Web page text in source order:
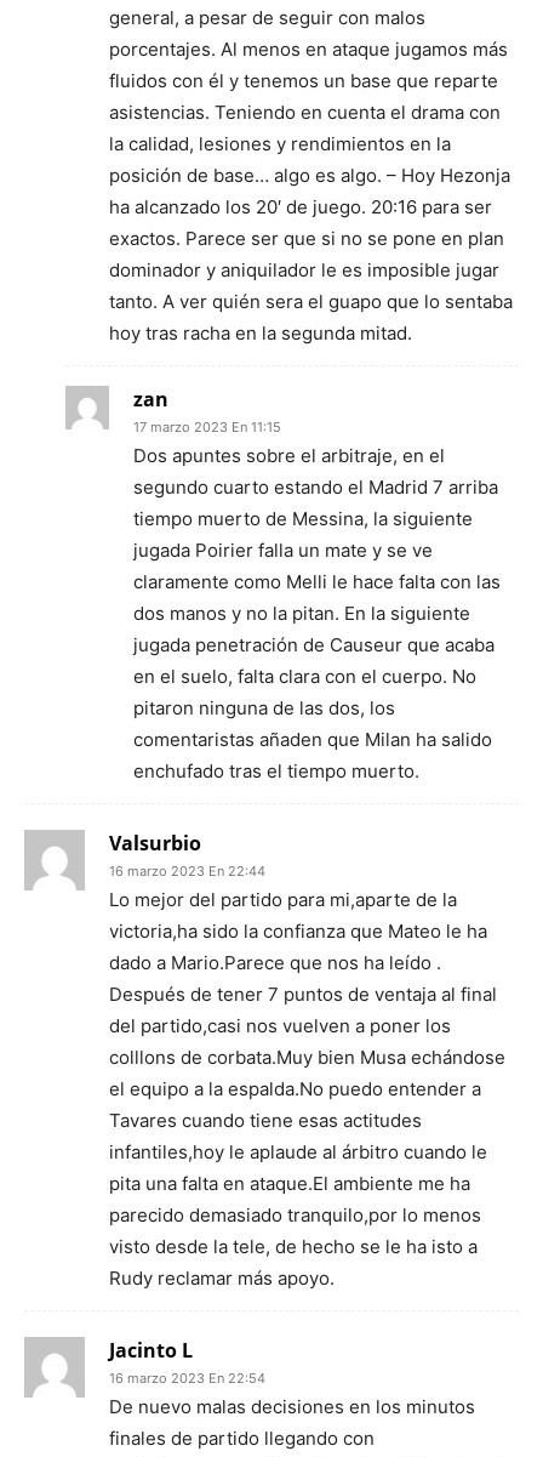
general, a pesar de seguir con malos
porcentajes. Al menos en ataque jugamos más
fluidos con él y tenemos un base que reparte
asistencias. Teniendo en cuenta el drama con
la calidad, lesiones y rendimientos en la
posición de base… algo es algo. – Hoy Hezonja
ha alcanzado los 20′ de juego. 20:16 para ser
exactos. Parece ser que si no se pone en plan
dominador y aniquilador le es imposible jugar
tanto. A ver quién sera el guapo que lo sentaba
hoy tras racha en la segunda mitad.
zan
17 marzo 2023 En 11:15
Dos apuntes sobre el arbitraje, en el
segundo cuarto estando el Madrid 7 arriba
tiempo muerto de Messina, la siguiente
jugada Poirier falla un mate y se ve
claramente como Melli le hace falta con las
dos manos y no la pitan. En la siguiente
jugada penetración de Causeur que acaba
en el suelo, falta clara con el cuerpo. No
pitaron ninguna de las dos, los
comentaristas añaden que Milan ha salido
enchufado tras el tiempo muerto.
Valsurbio
16 marzo 2023 En 22:44
Lo mejor del partido para mi,aparte de la
victoria,ha sido la confianza que Mateo le ha
dado a Mario.Parece que nos ha leído .
Después de tener 7 puntos de ventaja al final
del partido,casi nos vuelven a poner los
colllons de corbata.Muy bien Musa echándose
el equipo a la espalda.No puedo entender a
Tavares cuando tiene esas actitudes
infantiles,hoy le aplaude al árbitro cuando le
pita una falta en ataque.El ambiente me ha
parecido demasiado tranquilo,por lo menos
visto desde la tele, de hecho se le ha isto a
Rudy reclamar más apoyo.
Jacinto L
16 marzo 2023 En 22:54
De nuevo malas decisiones en los minutos
finales de partido llegando con